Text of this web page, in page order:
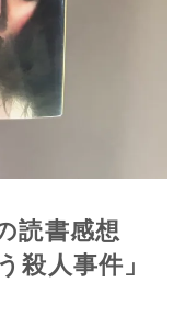
読書感想
殺人事件」